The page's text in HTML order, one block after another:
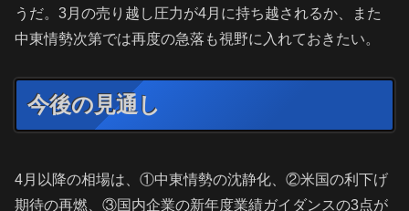
うだ。3月の売り越し圧力が4月に持ち越されるか、また
中東情勢次第では再度の急落も視野に入れておきたい。
今後の見通し
4月以降の相場は、①中東情勢の沈静化、②米国の利下げ
期待の再燃、③国内企業の新年度業績ガイダンスの3点が